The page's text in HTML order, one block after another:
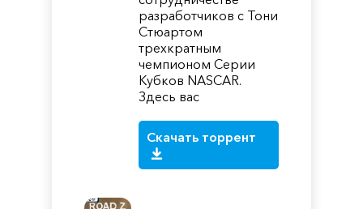
разработчиков с Тони
Стюартом
трехкратным
чемпионом Серии
Кубков NASCAR.
Здесь вас
Скачать торрент